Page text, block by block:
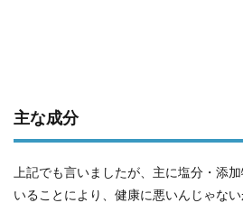
主な成分
上記でも言いましたが、主に塩分・添
いることにより、健康に悪いんじゃな